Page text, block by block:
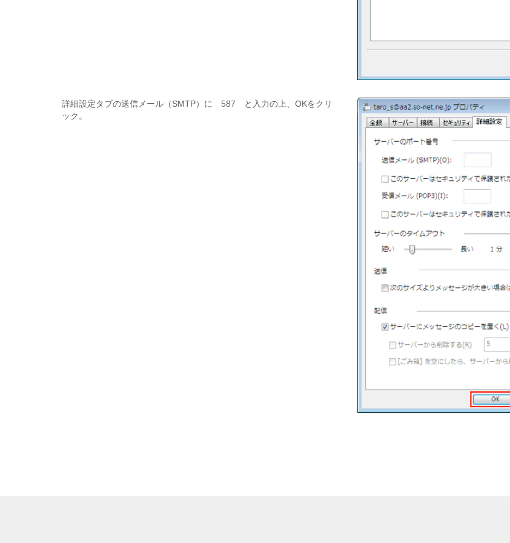
詳細設定タブの送信メール（SMTP）に 587 と入力の上、OKをクリ
ック。